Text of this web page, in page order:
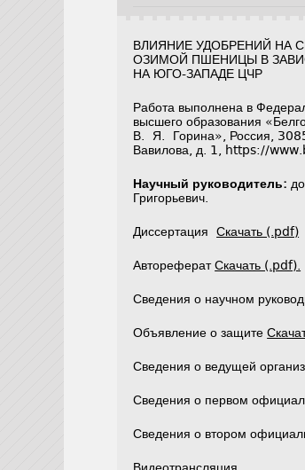
ВЛИЯНИЕ УДОБРЕНИЙ НА
ОЗИМОЙ ПШЕНИЦЫ В
НА ЮГО-ЗАПАДЕ ЦЧР
Работа выполнена в
высшего образования
В. Я. Горина», Россия,
Вавилова, д. 1, https://
Научный руководитель:
Григорьевич.
ДиссертацияСкачать (.pdf)
АвторефератСкачать (.pdf).
Сведения о научном
Объявление о защите
Сведения о ведущей
Сведения о первом
Сведения о втором